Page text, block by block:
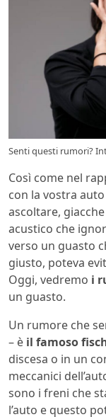
Senti questi rumori?
Così come nel
con la vostra
ascoltare,
acustico che
verso un guasto
giusto, poteva
Oggi, vedremo i
un guasto.
Un rumore che
– è il famoso
discesa o in un
meccanici
sono i freni che
l’auto e questo